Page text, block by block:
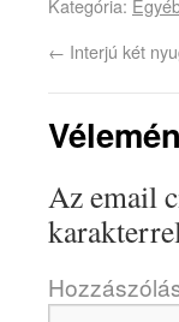
Kategória:
← Interjú két
Az email